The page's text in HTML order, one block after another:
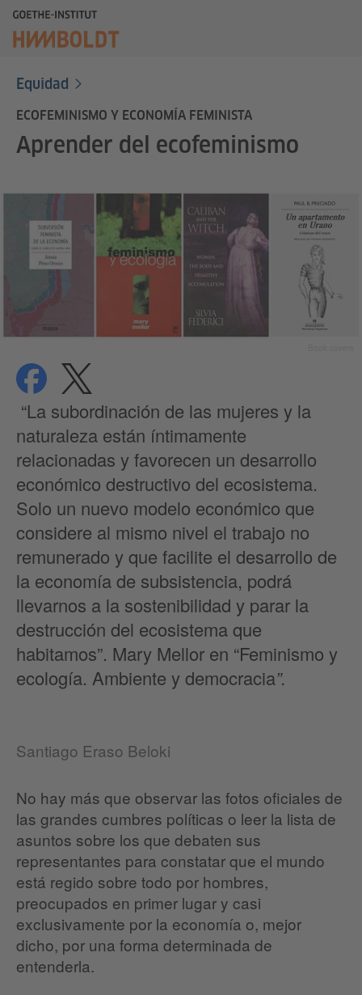
Equidad
ECOFEMINISMO Y ECONOMÍA FEMINISTA
Aprender del ecofeminismo
compartircompartir
“La subordinación de las mujeres y la
naturaleza están íntimamente
relacionadas y favorecen un desarrollo
económico destructivo del ecosistema.
Solo un nuevo modelo económico que
considere al mismo nivel el trabajo no
remunerado y que facilite el desarrollo de
la economía de subsistencia, podrá
llevarnos a la sostenibilidad y parar la
destrucción del ecosistema que
habitamos”. Mary Mellor en “Feminismo y
ecología. Ambiente y democracia”.
Santiago Eraso Beloki
No hay más que observar las fotos oficiales de
las grandes cumbres políticas o leer la lista de
asuntos sobre los que debaten sus
representantes para constatar que el mundo
está regido sobre todo por hombres,
preocupados en primer lugar y casi
exclusivamente por la economía o, mejor
dicho, por una forma determinada de
entenderla.